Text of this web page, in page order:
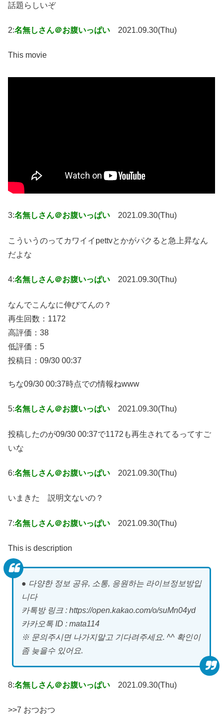
話題らしいぞ
2:名無しさん＠お腹いっぱい 2021.09.30(Thu)
This movie
3:名無しさん＠お腹いっぱい 2021.09.30(Thu)
こういうのってカワイイpettvとかがパクると急上昇なん
だよな
4:名無しさん＠お腹いっぱい 2021.09.30(Thu)
なんでこんなに伸びてんの？
再生回数：1172
高評価：38
低評価：5
投稿日：09/30 00:37
ちな09/30 00:37時点での情報ねwww
5:名無しさん＠お腹いっぱい 2021.09.30(Thu)
投稿したのが09/30 00:37で1172も再生されてるってすご
いな
6:名無しさん＠お腹いっぱい 2021.09.30(Thu)
いまきた 説明文ないの？
7:名無しさん＠お腹いっぱい 2021.09.30(Thu)
This is description
● 다양한 정보 공유, 소통, 응원하는 라이브정보방입
니다
카톡방 링크 : https://open.kakao.com/o/suMn04yd
카카오톡 ID : mata114
※ 문의주시면 나가지말고 기다려주세요. ^^ 확인이
좀 늦을수 있어요.
8:名無しさん＠お腹いっぱい 2021.09.30(Thu)
>>7 おつおつ